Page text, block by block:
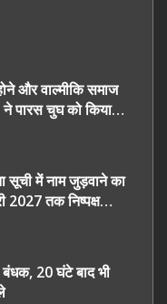
और वाल्मीकि समाज
पारस चुघ को किया
सूची में नाम जुड़वाने का
2027 तक निष्पक्ष
बंधक, 20 घंटे बाद भी